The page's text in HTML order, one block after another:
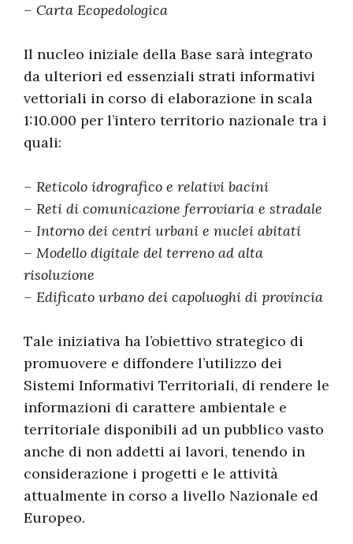
– Carta Ecopedologica
Il nucleo iniziale della Base sarà integrato
da ulteriori ed essenziali strati informativi
vettoriali in corso di elaborazione in scala
1:10.000 per l’intero territorio nazionale tra i
quali:
– Reticolo idrografico e relativi bacini
– Reti di comunicazione ferroviaria e stradale
– Intorno dei centri urbani e nuclei abitati
– Modello digitale del terreno ad alta
risoluzione
– Edificato urbano dei capoluoghi di provincia
Tale iniziativa ha l’obiettivo strategico di
promuovere e diffondere l’utilizzo dei
Sistemi Informativi Territoriali, di rendere le
informazioni di carattere ambientale e
territoriale disponibili ad un pubblico vasto
anche di non addetti ai lavori, tenendo in
considerazione i progetti e le attività
attualmente in corso a livello Nazionale ed
Europeo.